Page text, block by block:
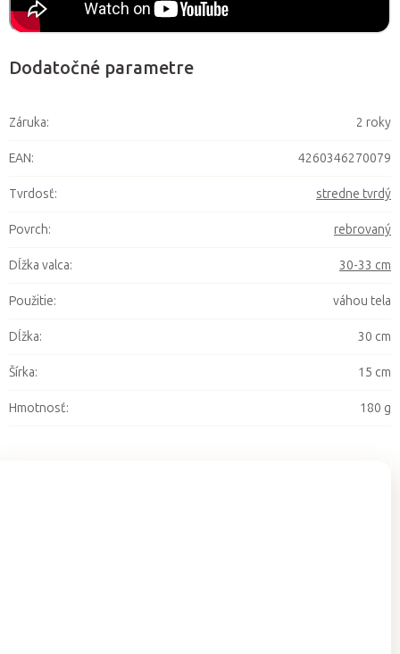
Dodatočné parametre
Záruka: 2 roky
EAN: 4260346270079
Tvrdosť: stredne tvrdý
Povrch: rebrovaný
Dĺžka valca: 30-33 cm
Použitie: váhou tela
Dĺžka: 30 cm
Šírka: 15 cm
Hmotnosť: 180 g